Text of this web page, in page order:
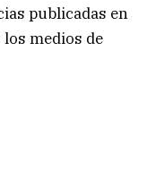
publicadas en
medios de